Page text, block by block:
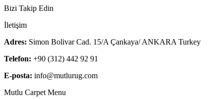
Bizi Takip Edin
İletişim
Adres: Simon Bolivar Cad. 15/A Çankaya/ ANKARA Turkey
Telefon: +90 (312) 442 92 91
E-posta: info@mutlurug.com
Mutlu Carpet Menu